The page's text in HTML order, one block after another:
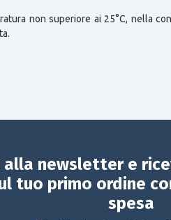
non superiore ai 25°C, nella
newsletter e
tuo primo ordine
spesa